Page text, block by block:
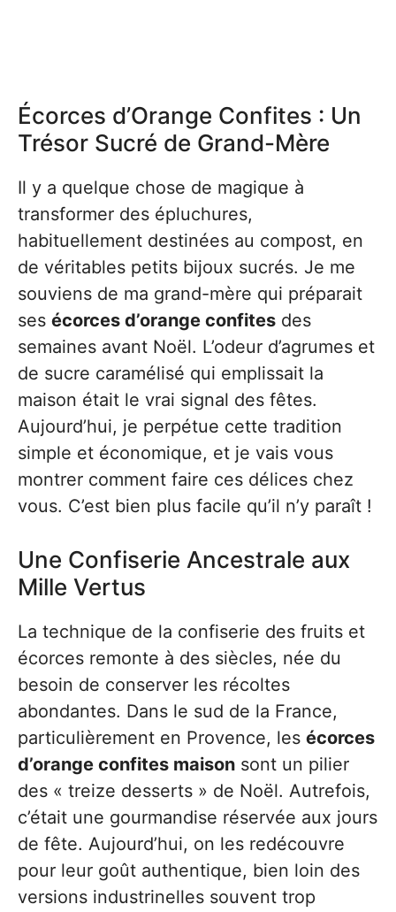
Écorces d’Orange Confites : Un
Trésor Sucré de Grand-Mère
Il y a quelque chose de magique à
transformer des épluchures,
habituellement destinées au compost, en
de véritables petits bijoux sucrés. Je me
souviens de ma grand-mère qui préparait
ses écorces d’orange confites des
semaines avant Noël. L’odeur d’agrumes et
de sucre caramélisé qui emplissait la
maison était le vrai signal des fêtes.
Aujourd’hui, je perpétue cette tradition
simple et économique, et je vais vous
montrer comment faire ces délices chez
vous. C’est bien plus facile qu’il n’y paraît !
Une Confiserie Ancestrale aux
Mille Vertus
La technique de la confiserie des fruits et
écorces remonte à des siècles, née du
besoin de conserver les récoltes
abondantes. Dans le sud de la France,
particulièrement en Provence, les écorces
d’orange confites maison sont un pilier
des « treize desserts » de Noël. Autrefois,
c’était une gourmandise réservée aux jours
de fête. Aujourd’hui, on les redécouvre
pour leur goût authentique, bien loin des
versions industrinelles souvent trop